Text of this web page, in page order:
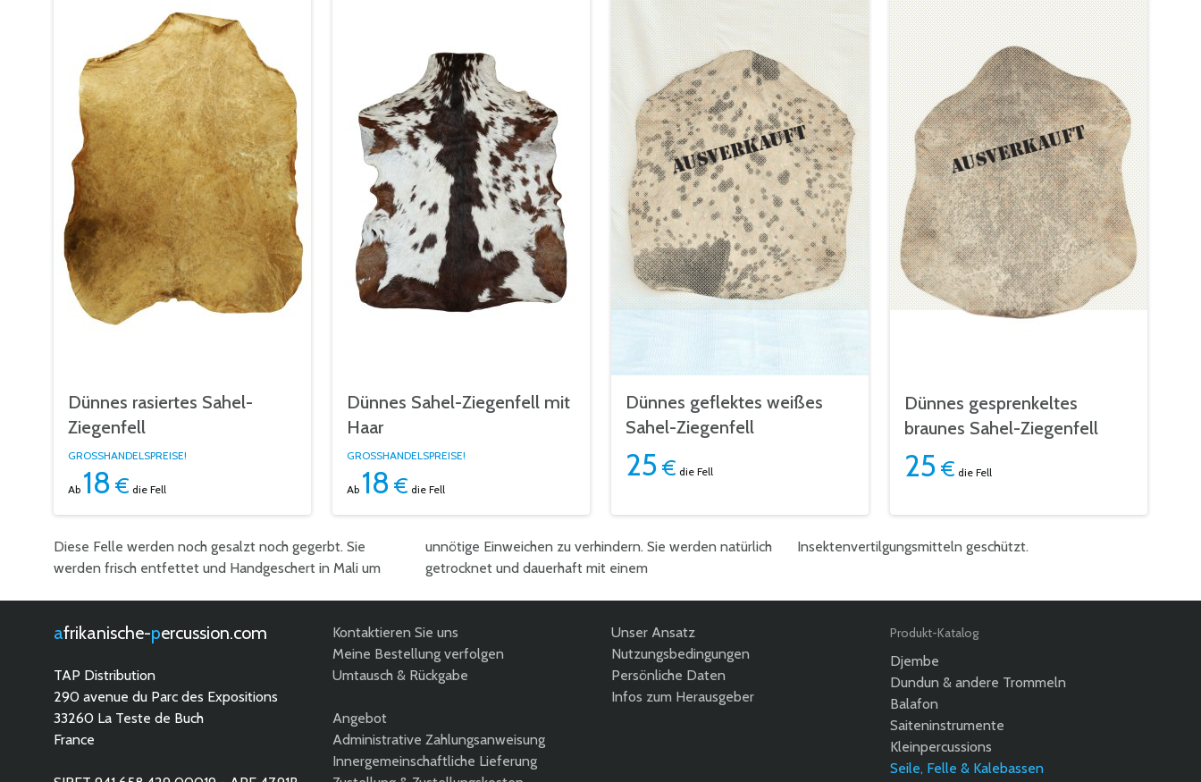
Dünnes rasiertes Sahel-
Ziegenfell
GROSSHANDELSPREISE!
Ab 18 € die Fell
Dünnes Sahel-Ziegenfell mit
Haar
GROSSHANDELSPREISE!
Ab 18 € die Fell
Dünnes geflektes weißes
Sahel-Ziegenfell
25 € die Fell
Dünnes gesprenkeltes
braunes Sahel-Ziegenfell
25 € die Fell
Diese Felle werden noch gesalzt noch gegerbt. Sie
werden frisch entfettet und Handgeschert in Mali um
unnötige Einweichen zu verhindern. Sie werden natürlich
getrocknet und dauerhaft mit einem
Insektenvertilgungsmitteln geschützt.
afrikanische- percussion.com
TAP Distribution
290 avenue du Parc des Expositions
33260 La Teste de Buch
France
Kontaktieren Sie uns
Meine Bestellung verfolgen
Umtausch & Rückgabe
Angebot
Administrative Zahlungsanweisung
Innergemeinschaftliche Lieferung
Unser Ansatz
Nutzungsbedingungen
Persönliche Daten
Infos zum Herausgeber
Produkt-Katalog
Djembe
Dundun & andere Trommeln
Balafon
Saiteninstrumente
Kleinpercussions
Seile, Felle & Kalebassen